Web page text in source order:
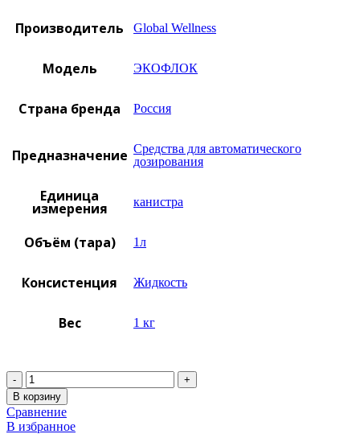
Производитель Global Wellness
Модель ЭКОФЛОК
Страна бренда Россия
Предназначение Средства для автоматического
дозирования
Единица
измерения канистра
Объём (тара) 1л
Консистенция Жидкость
Вес 1 кг
Количество
В корзину
Сравнение
В избранное